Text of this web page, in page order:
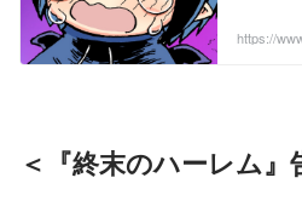
https://
＜『終末のハーレム』